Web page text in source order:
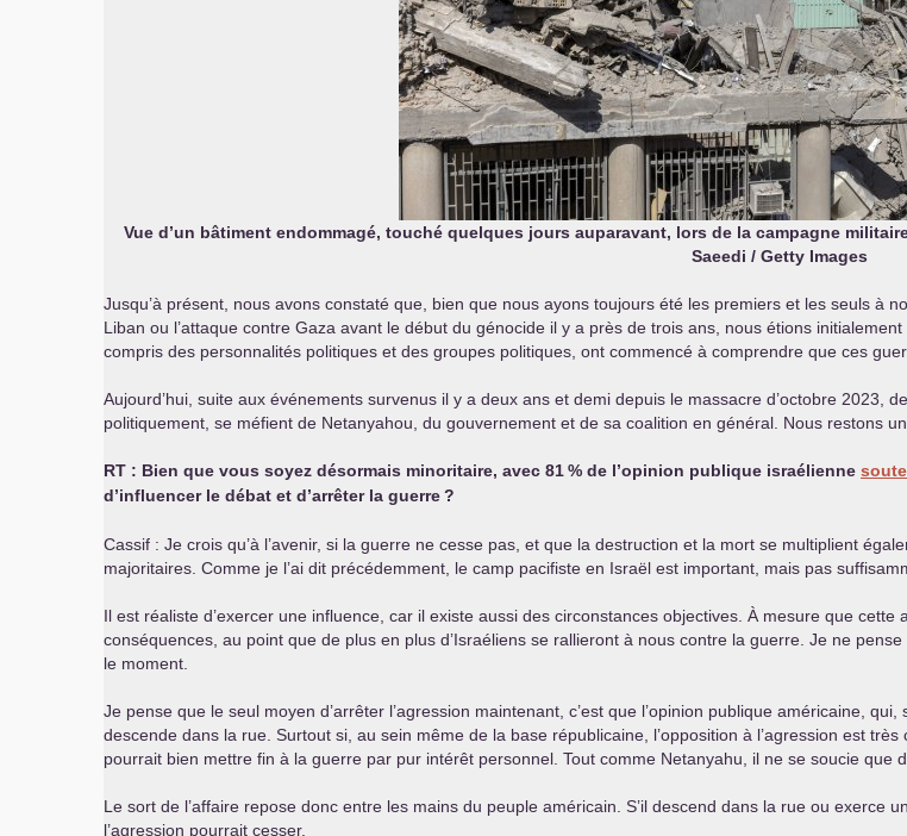
Vue d’un bâtiment endommagé, touché quelques jours auparavant, lors de la campagne
Saeedi / Getty Images
Jusqu’à présent, nous avons constaté que, bien que nous ayons toujours été les premiers et les seuls à
Liban ou l’attaque contre Gaza avant le début du génocide il y a près de trois ans, nous étions
compris des personnalités politiques et des groupes politiques, ont commencé à comprendre que ces
Aujourd’hui, suite aux événements survenus il y a deux ans et demi depuis le massacre d’octobre 2023,
politiquement, se méfient de Netanyahou, du gouvernement et de sa coalition en général. Nous restons
RT : Bien que vous soyez désormais minoritaire, avec 81% de l’opinion publique israélienne
d’influencer le débat et d’arrêter la guerre?
Cassif : Je crois qu’à l’avenir, si la guerre ne cesse pas, et que la destruction et la mort se multiplient
majoritaires. Comme je l’ai dit précédemment, le camp pacifiste en Israël est important, mais pas
Il est réaliste d’exercer une influence, car il existe aussi des circonstances objectives. À mesure que
conséquences, au point que de plus en plus d’Israéliens se rallieront à nous contre la guerre. Je ne
le moment.
Je pense que le seul moyen d’arrêter l’agression maintenant, c’est que l’opinion publique américaine,
descende dans la rue. Surtout si, au sein même de la base républicaine, l’opposition à l’agression est
pourrait bien mettre fin à la guerre par pur intérêt personnel. Tout comme Netanyahu, il ne se soucie que
Le sort de l’affaire repose donc entre les mains du peuple américain. S’il descend dans la rue ou exerce
l’agression pourrait cesser.